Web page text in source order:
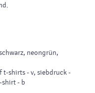
neongrün,
t-shirts - v, siebdruck -
shirt - b